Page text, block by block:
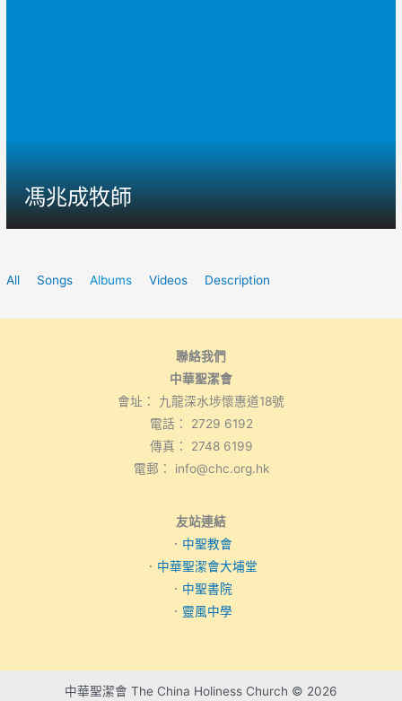
馮兆成牧師
All Songs Albums Videos Description
聯絡我們
中華聖潔會
會址： 九龍深水埗懷惠道18號
電話： 2729 6192
傳真： 2748 6199
電郵： info@chc.org.hk
友站連結
． 中聖教會
． 中華聖潔會大埔堂
． 中聖書院
． 靈風中學
中華聖潔會 The China Holiness Church © 2026